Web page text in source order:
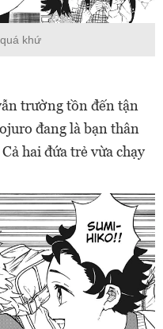
khứ
trường tồn đến tận
đang là bạn thân
hai đứa trẻ vừa chạy